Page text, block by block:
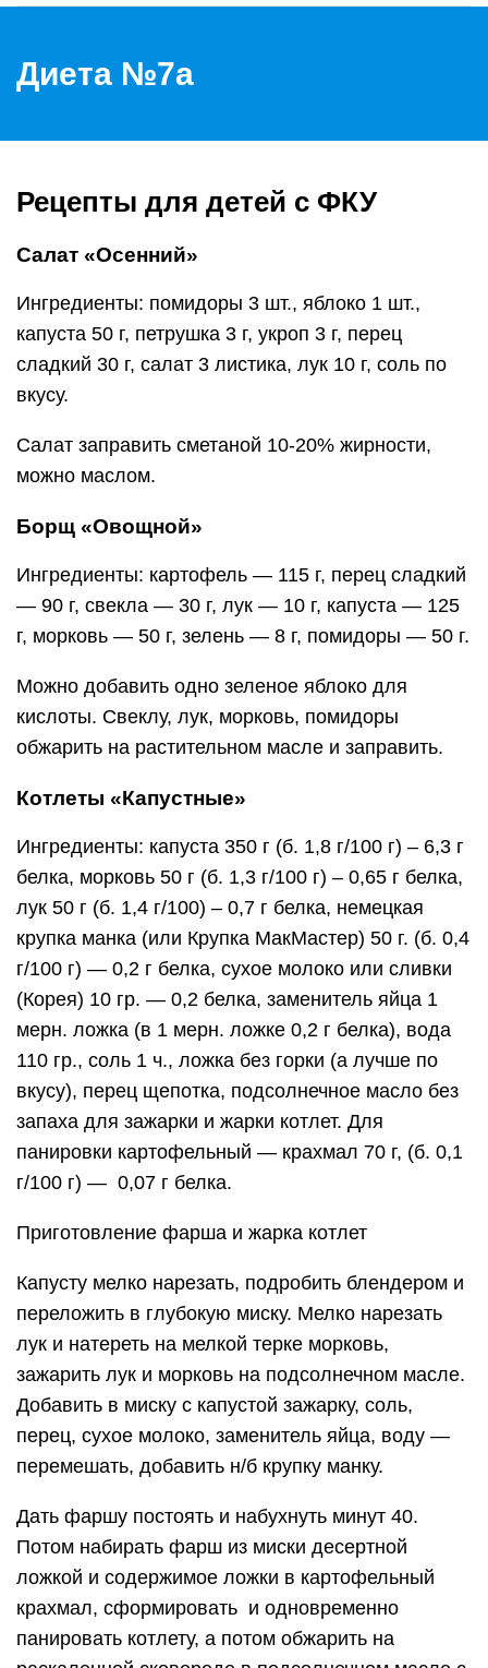
Диета №7а
Рецепты для детей с ФКУ
Салат «Осенний»
Ингредиенты: помидоры 3 шт., яблоко 1 шт.,
капуста 50 г, петрушка 3 г, укроп 3 г, перец
сладкий 30 г, салат 3 листика, лук 10 г, соль по
вкусу.
Салат заправить сметаной 10-20% жирности,
можно маслом.
Борщ «Овощной»
Ингредиенты: картофель — 115 г, перец сладкий
— 90 г, свекла — 30 г, лук — 10 г, капуста — 125
г, морковь — 50 г, зелень — 8 г, помидоры — 50 г.
Можно добавить одно зеленое яблоко для
кислоты. Свеклу, лук, морковь, помидоры
обжарить на растительном масле и заправить.
Котлеты «Капустные»
Ингредиенты: капуста 350 г (б. 1,8 г/100 г) – 6,3 г
белка, морковь 50 г (б. 1,3 г/100 г) – 0,65 г белка,
лук 50 г (б. 1,4 г/100) – 0,7 г белка, немецкая
крупка манка (или Крупка МакМастер) 50 г. (б. 0,4
г/100 г) — 0,2 г белка, сухое молоко или сливки
(Корея) 10 гр. — 0,2 белка, заменитель яйца 1
мерн. ложка (в 1 мерн. ложке 0,2 г белка), вода
110 гр., соль 1 ч., ложка без горки (а лучше по
вкусу), перец щепотка, подсолнечное масло без
запаха для зажарки и жарки котлет. Для
панировки картофельный — крахмал 70 г, (б. 0,1
г/100 г) — 0,07 г белка.
Приготовление фарша и жарка котлет
Капусту мелко нарезать, подробить блендером и
переложить в глубокую миску. Мелко нарезать
лук и натереть на мелкой терке морковь,
зажарить лук и морковь на подсолнечном масле.
Добавить в миску с капустой зажарку, соль,
перец, сухое молоко, заменитель яйца, воду —
перемешать, добавить н/б крупку манку.
Дать фаршу постоять и набухнуть минут 40.
Потом набирать фарш из миски десертной
ложкой и содержимое ложки в картофельный
крахмал, сформировать и одновременно
панировать котлету, а потом обжарить на